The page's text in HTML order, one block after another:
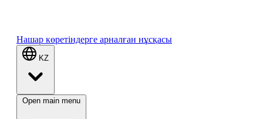
Нашар көретіндерге арналған нұсқасы
KZ
Open main menu